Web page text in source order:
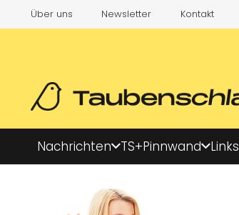
Über uns Newsletter Kontakt
Nachrichten TS+Pinnwand Links